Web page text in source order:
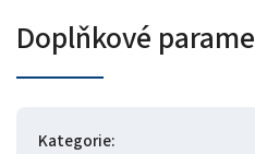
Doplňkové
Kategorie: